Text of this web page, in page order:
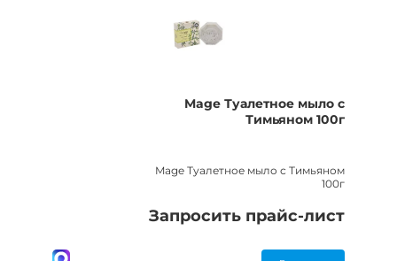
Mage Туалетное мыло с
Тимьяном 100г
Mage Туалетное мыло с Тимьяном
100г
Запросить прайс-лист